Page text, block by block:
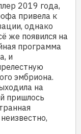
2019 года,
привела к
однако
же появился на
программа
и
эмбриона.
на
пришлось